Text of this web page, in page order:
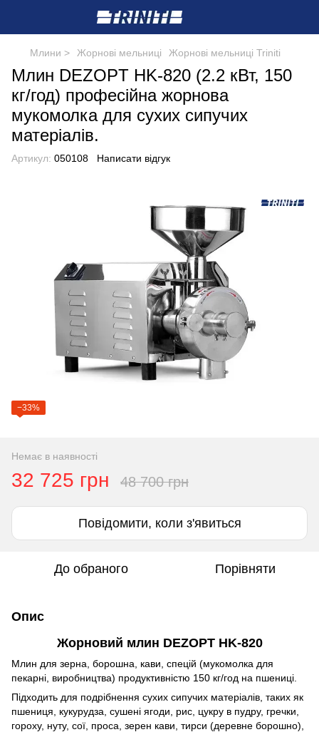
Млини > Жорнові мельниці Жорнові мельниці Triniti
Млин DEZOPT HK-820 (2.2 кВт, 150
кг/год) професійна жорнова
мукомолка для сухих сипучих
матеріалів.
Артикул: 050108 Написати відгук
−33%
Немає в наявності
32 725 грн 48 700 грн
Повідомити, коли з'явиться
До обраного Порівняти
Опис
Жорновий млин DEZOPT HK-820
Млин для зерна, борошна, кави, спецій (мукомолка для
пекарні, виробництва) продуктивністю 150 кг/год на пшениці.
Підходить для подрібнення сухих сипучих матеріалів, таких як
пшениця, кукурудза, сушені ягоди, рис, цукру в пудру, гречки,
гороху, нуту, сої, проса, зерен кави, тирси (деревне борошно),